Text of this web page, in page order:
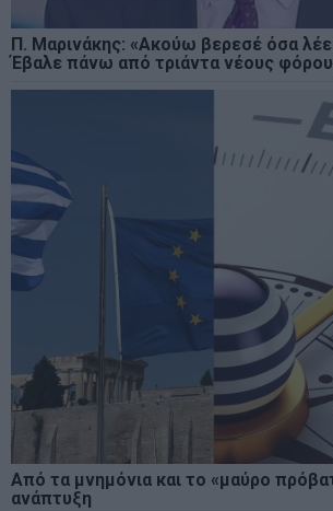
Π. Μαρινάκης: «Ακούω βερεσέ όσα
Έβαλε πάνω από τριάντα νέους
Από τα μνημόνια και το «μαύρο
ανάπτυξη